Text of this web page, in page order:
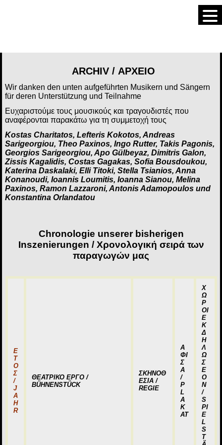
ARCHIV / ΑΡΧΕΙΟ
Wir danken den unten aufgeführten Musikern und Sängern
für deren Unterstützung und Teilnahme
Ευχαριστούμε τους μουσικούς καιτραγουδιστέςπου
αναφέρονται παρακάτω για τη συμμετοχή τους
Kostas Charitatos, Lefteris Kokotos, Andreas
Sarigeorgiou, Theo Paxinos, Ingo Rutter, Takis Pagonis,
Georgios Sarigeorgiou, Apo Gülbeyaz, Dimitris Galon,
Zissis Kagalidis, Costas Gagakas, Sofia Bousdoukou,
Katerina Daskalaki, Elli Titoki, Stella Tsianios, Anna
Konanoudi, Ioannis Loumitis, Ιoanna Sianou, Melina
Paxinos, Ramon Lazzaroni, Antonis Adamopoulos und
Konstantina Orlandatou
Chronologie unserer bisherigen
Inszenierungen / Χρονολογική σειρά των
παραγωγών μας
Ε
Τ
Ο
Σ
/
J
A
H
R
ΘΕΑΤΡΙΚΟ ΕΡΓΟ /
BÜHNENSTÜCK
ΣΚΗΝΟΘ
ΕΣΙΑ /
REGIE
Α
ΦΙ
Σ
Α
/
P
L
A
K
AT
Χ
Ω
Ρ
ΟΙ
Ε
Κ
Δ
Η
Λ
Ω
Σ
Ε
Ο
Ν
/
S
PI
E
L
S
T